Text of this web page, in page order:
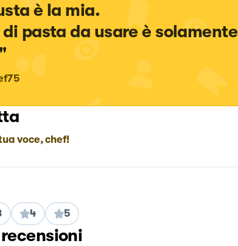
è la mia.
pasta da usare è solamente
voce, chef!
4 5